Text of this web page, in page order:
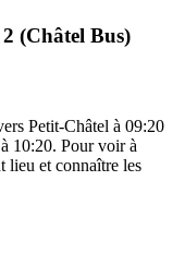
(Châtel Bus)
Petit-Châtel à 09:20
10:20. Pour voir à
lieu et connaître les